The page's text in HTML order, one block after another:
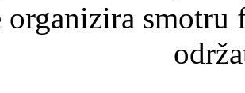
organizira